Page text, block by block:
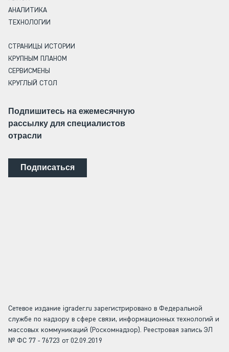
АНАЛИТИКА
ТЕХНОЛОГИИ
СТРАНИЦЫ ИСТОРИИ
КРУПНЫМ ПЛАНОМ
СЕРВИСМЕНЫ
КРУГЛЫЙ СТОЛ
Подпишитесь на ежемесячную
рассылку для специалистов
отрасли
Подписаться
Сетевое издание igrader.ru зарегистрировано в Федеральной
службе по надзору в сфере связи, информационных технологий и
массовых коммуникаций (Роскомнадзор). Реестровая запись ЭЛ
№ ФС 77 - 76723 от 02.09.2019